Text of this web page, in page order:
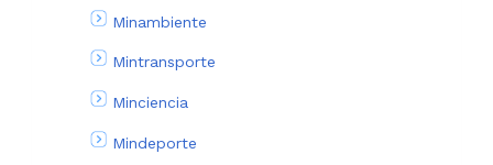
Minambiente
Mintransporte
Minciencia
Mindeporte